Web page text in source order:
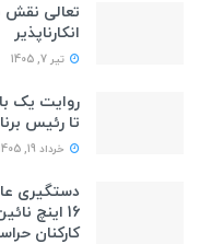
تعالی نقش
انکارناپذیر
تیر 7, 1405
روایت یک
تا رئیس
خرداد 19, 1405
دستگیری
16 اینچ
کارکنان